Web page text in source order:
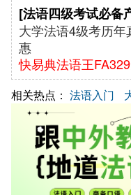
[法语四级考试必备
大学法语4级考历年
惠
快易典法语王
相关热点： 法语入门